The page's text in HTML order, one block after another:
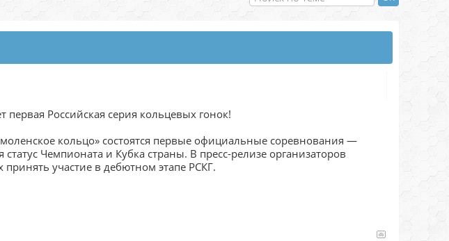
первая Российская серия кольцевых гонок!
кольцо» состоятся первые официальные соревнования —
Чемпионата и Кубка страны. В пресс-релизе организаторов
участие в дебютном этапе РСКГ.